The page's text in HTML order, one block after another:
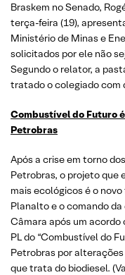
Braskem no Senado,
terça-feira (19),
Ministério de Minas e
solicitados por ele não
Segundo o relator, a
tratado o colegiado com
Combustível do Futuro
Petrobras
Após a crise em torno
Petrobras, o projeto que
mais ecológicos é o
Planalto e o comando
Câmara após um acordo
PL do “Combustível do
Petrobras por
que trata do biodiesel.